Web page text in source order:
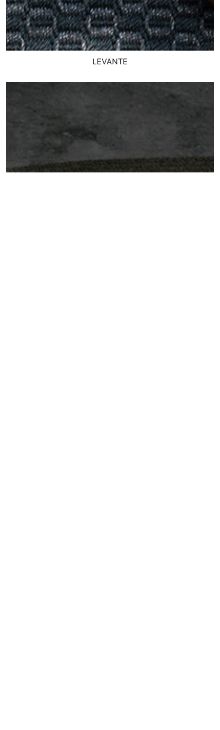
LEVANTE